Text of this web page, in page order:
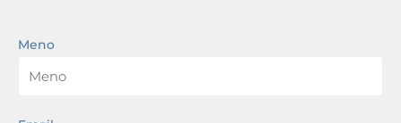
Meno